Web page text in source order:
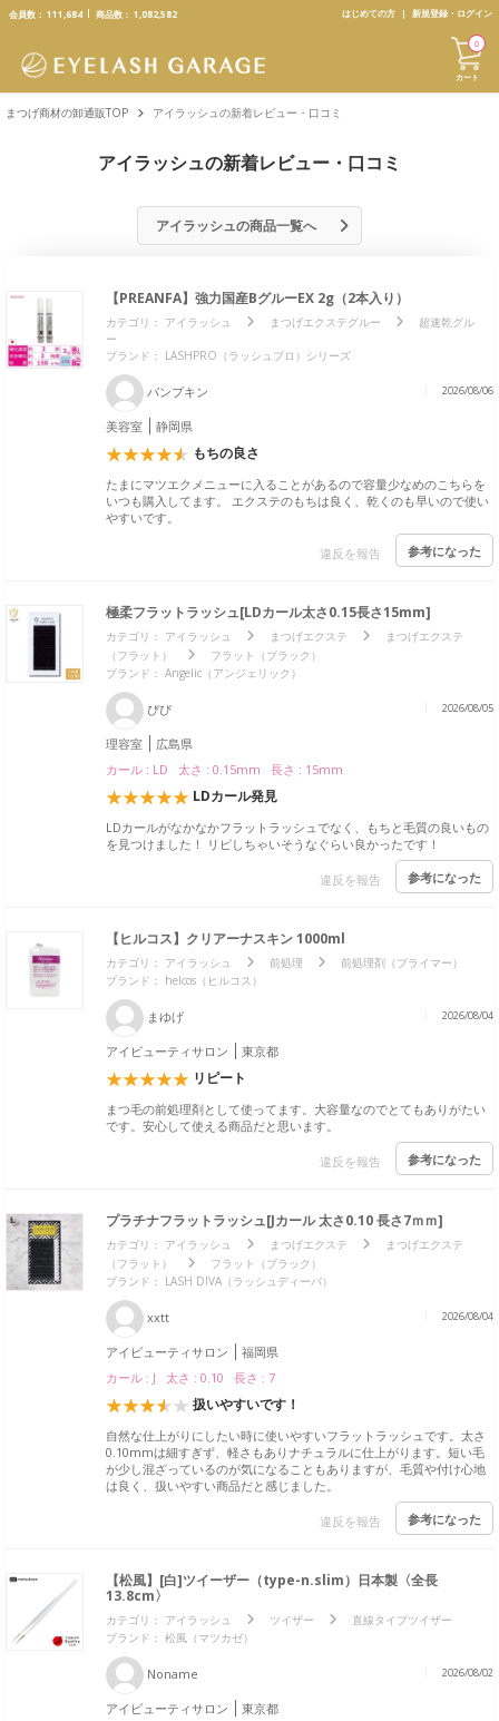
text.skipToContent
text.skipToNavigation
会員数： 111,684 商品数： 1,082,582 はじめての方 新規登録・ログイン
カート
0
まつげ商材の卸通販TOP アイラッシュの新着レビュー・口コミ
アイラッシュの新着レビュー・口コミ
アイラッシュの商品一覧へ
【PREANFA】強力国産BグルーEX 2g（2本入り）
カテゴリ： アイラッシュ まつげエクステグルー
超速乾グル
ー
ブランド： LASHPRO（ラッシュプロ）シリーズ
パンプキン 2026/08/06
美容室 静岡県
もちの良さ
たまにマツエクメニューに入ることがあるので容量少なめのこちらを
いつも購入してます。 エクステのもちは良く、乾くのも早いので使い
やすいです。
違反を報告 参考になった
極柔フラットラッシュ[LDカール太さ0.15長さ15mm]
カテゴリ： アイラッシュ まつげエクステ
まつげエクステ
（フラット）
フラット（ブラック）
ブランド： Angelic（アンジェリック）
ぴぴ 2026/08/05
理容室
広島県
カール : LD 太さ : 0.15mm 長さ : 15mm
LDカール発見
LDカールがなかなかフラットラッシュでなく、もちと毛質の良いもの
を見つけました！ リピしちゃいそうなぐらい良かったです！
違反を報告 参考になった
【ヒルコス】クリアーナスキン 1000ml
カテゴリ： アイラッシュ 前処理
前処理剤（プライマー）
ブランド： helcos（ヒルコス）
まゆげ 2026/08/04
アイビューティサロン 東京都
リピート
まつ毛の前処理剤として使ってます。大容量なのでとてもありがたい
です。安心して使える商品だと思います。
違反を報告 参考になった
プラチナフラットラッシュ[Jカール 太さ0.10 長さ7ｍｍ]
カテゴリ： アイラッシュ まつげエクステ
まつげエクステ
（フラット）
フラット（ブラック）
ブランド： LASH DIVA（ラッシュディーバ）
xxtt 2026/08/04
アイビューティサロン
福岡県
カール : J 太さ : 0.10 長さ : 7
扱いやすいです！
自然な仕上がりにしたい時に使いやすいフラットラッシュです。太さ
0.10mmは細すぎず、軽さもありナチュラルに仕上がります。短い毛
が少し混ざっているのが気になることもありますが、毛質や付け心地
は良く、扱いやすい商品だと感じました。
違反を報告 参考になった
【松風】[白]ツイーザー（type-n.slim）日本製〈全長
13.8cm〉
カテゴリ： アイラッシュ ツイザー
直線タイプツイザー
ブランド： 松風（マツカゼ）
Noname 2026/08/02
アイビューティサロン
東京都